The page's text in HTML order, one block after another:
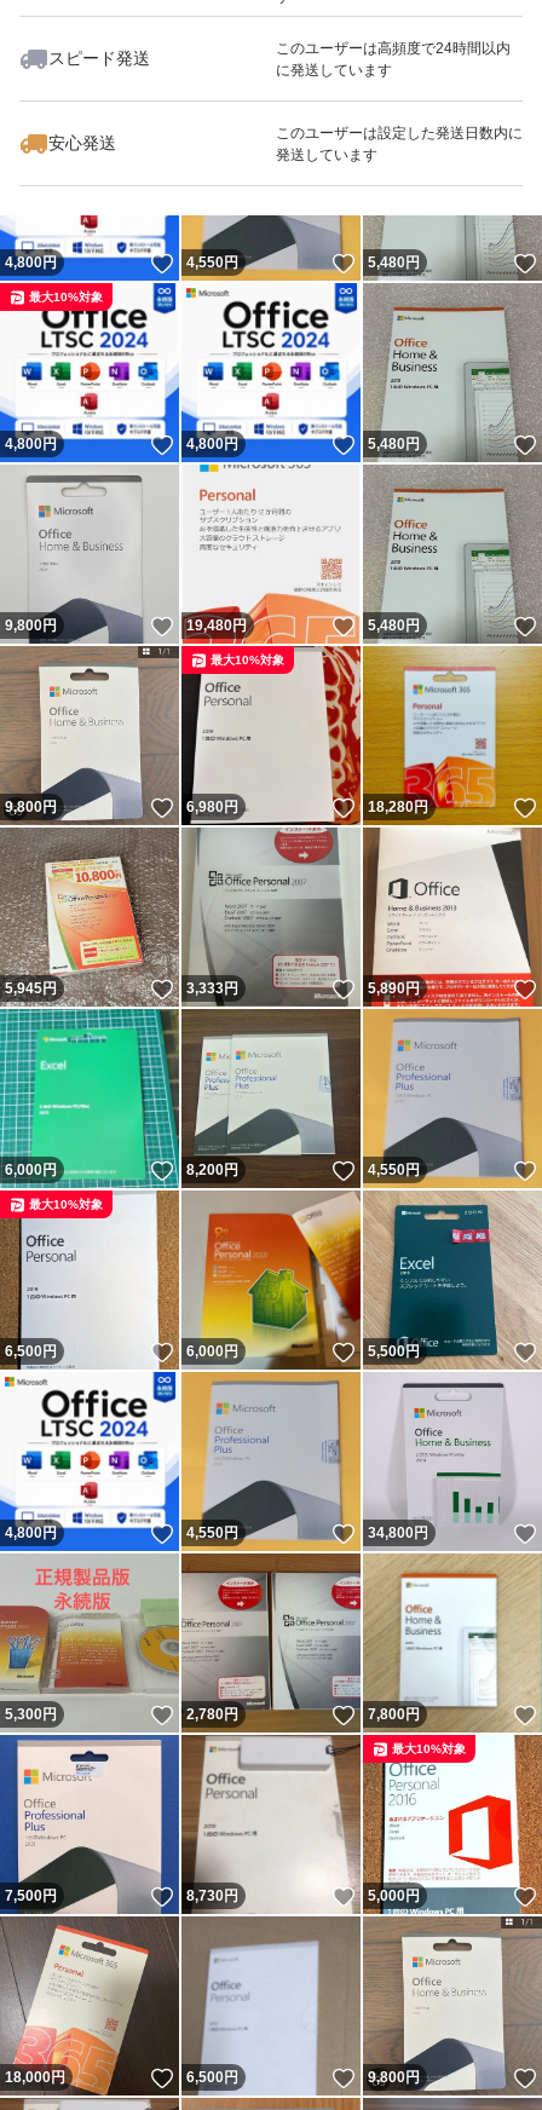
スピード発送
このユーザーは高頻度で24時間以内
に発送しています
安心発送
このユーザーは設定した発送日数内に
発送しています
いいね！
4,550
4,800円 いいね！
4,550円 いいね！
5,480円
4,800円 いいね！
最大10%対象
4,800円 いいね！
5,480円
9,800円 いいね！
19,480円 いいね！
5,480円
9,800円 いいね！
6,980円 いいね！
最大10%対象
18,280円
5,945円 いいね！
3,333円 いいね！
5,890円
6,000円 いいね！
8,200円 いいね！
4,550円
6,500円 いいね！
最大10%対象
6,000円 いいね！
5,500円
4,800円 いいね！
4,550円 いいね！
34,800円
5,300円 いいね！
2,780円 いいね！
7,800円
7,500円 いいね！
8,730円 いいね！
5,000円
最大10%対象
18,000円 いいね！
6,500円 いいね！
9,800円